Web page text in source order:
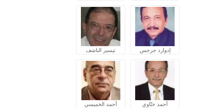
إدوارد جرجس تيسير الناشف
أحمد ختّاوي أحمد الخميسي